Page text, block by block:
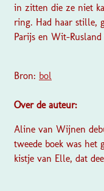
in zitten die ze niet
ring. Had haar stille,
Parijs en Wit-
Bron: bol
Over de auteur:
Aline van Wijnen
tweede boek was het
kistje van Elle, dat